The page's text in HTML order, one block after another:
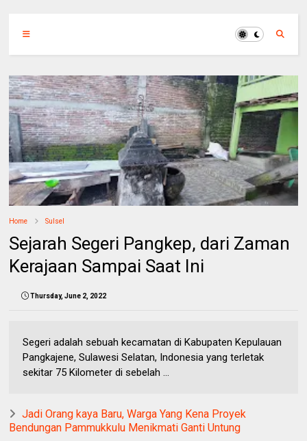
Home Sulsel
Sejarah Segeri Pangkep, dari Zaman
Kerajaan Sampai Saat Ini
Thursday, June 2, 2022
Segeri adalah sebuah kecamatan di Kabupaten Kepulauan
Pangkajene, Sulawesi Selatan, Indonesia yang terletak
sekitar 75 Kilometer di sebelah ...
Jadi Orang kaya Baru, Warga Yang Kena Proyek
Bendungan Pammukkulu Menikmati Ganti Untung